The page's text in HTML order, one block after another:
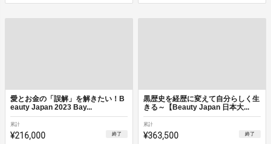
愛とお金の「誤解」を解きたい！B
eauty Japan 2023 Bay...
累計
¥216,000 終了
黒歴史を経歴に変えて自分らしく生
きる～【Beauty Japan 日本大...
累計
¥363,500 終了